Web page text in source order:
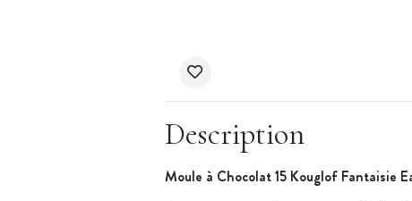
Description
Moule à Chocolat 15 Kouglof Fantaisie